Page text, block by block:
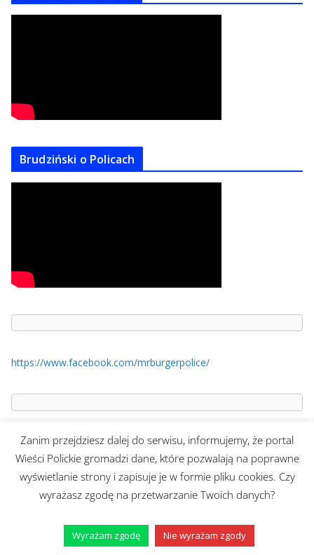
Brudziński o Policach
https://www.facebook.com/mrburgerpolice/
Adres redakcji:
ul. Łucznicza 12A/3
71-472 Szczecin
509-609-170
Zanim przejdziesz dalej do serwisu, informujemy, że portal
Wieści Polickie gromadzi dane, które pozwalają na poprawne
wyświetlanie strony i zapisuje je w formie pliku cookies. Czy
wyrażasz zgodę na przetwarzanie Twoich danych?
Wyrażam zgodę Nie wyrażam zgody